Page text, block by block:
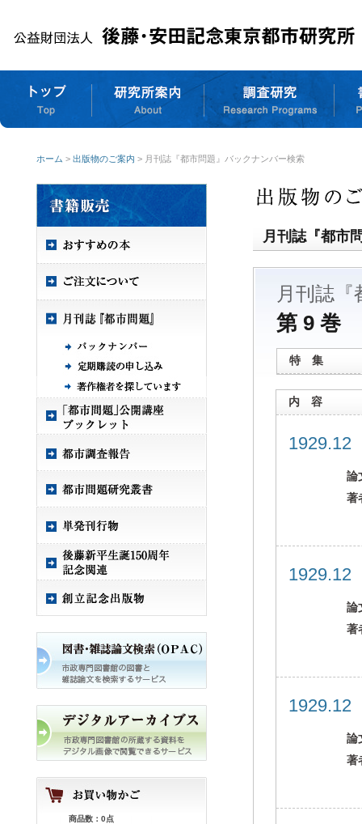
ホーム > 出版物のご案内 > 月刊誌『都市問題』バックナンバー検索
商品数：0点
月刊誌『都市
月刊誌『
第 9 巻
特 集
内 容
論
著
論
著
論
著